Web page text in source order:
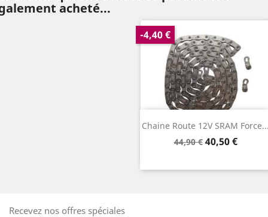
acheté...
Chaine Route 12V SRAM
Prix
44,90 €
-4,40 €
Prix
40,50 €
Recevez nos offres spéciales